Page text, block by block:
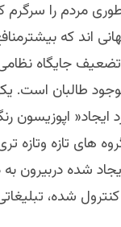
طوری مردم را
اند که
جایگاه
طالبان است. یکی
ایجاد«
های تازه وتازه
شده دربیرون
شده،